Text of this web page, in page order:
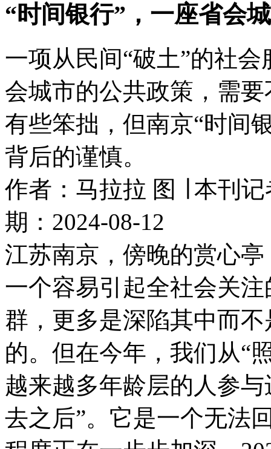
“时间银行”，一座省会
一项从民间“破土”的社
会城市的公共政策，需
有些笨拙，但南京“时间
背后的谨慎。
作者：马拉拉 图 ∣ 本刊
期：2024-08-12
江苏南京，傍晚的赏心亭（图/视觉中国）养老，并不是一个容易引起全社会关注的字眼。真正需要面对它的人群，更多是深陷其中而不是参与讨论—老年人是喑声的。但在今年，我们从“照护难题”讨论到“延迟退休”，越来越多年龄层的人参与进来，纷纷开始思考我们的“老去之后”。它是一个无法回避的问题，因为中国的老龄化程度正在一步步加深。2021年底，我国65岁及以上人口占比首次超过了14%，这个数字是联合国衡量一个国家老龄化程度的重要指标。而根据国家卫健委的数据，2035年左右，我国60岁及以上老年人口将突破4亿，在总人口中的占比将超过30%，进入重度老龄化。依靠子女的传统照护方式日渐崩解，以养老院为代表的机构养老还存在较大的医护缺口，政府作为兜底无法覆盖全社会的老人……庞大的照护缺口应该怎么缓解？我们“老去之后”将由谁来照护？在社会的焦虑情绪之外，我们试图搜寻解决办法。一些更早面对老龄化问题的城市已经进行了很多养老探索，其中就有南京。作为中国较早进入人口老龄化的城市之一，2017年底，南京市65岁及以上老年人口占比就已经超过14%，比全国整体提前了4年。为了应对严峻的老龄化挑战，在家庭、市场和政府力量之外，2019年南京全市开始推行以志愿者为核心的社会互助养老体系—“时间银行”。任何人都可以申请加入“时间银行”，通过公安审核等程序后，即可成为志愿者，给老人提供服务，服务的时间通过政府平台记录存储下来。等自己老去或者家人老去的时候进行使用和兑换，“以时间换时间，以服务换服务”。虽然“时间银行”在国外已经有几十年的发展历史，上海在1990年代也进行过相关的探索，但南京市是将它以政府主导的方式全市推行的第一个城市，而且有效持续地在运转。2024年是“时间银行”在南京全市运行的第六年，总注册人数达到34万，其中志愿者截至今年上半年已经有7万多人注册成功（实际注册人数目前已超9万），为老人提供了110.6万次上门服务。7月，南风窗前往南京采访了相关人员，试图厘清这套社会互助养老模式能否成为我们“老去之后”的一种选择。重要的小事老去是从放弃很多小事开始的。需要弓腰才能扫到的房间的角落，为了不闪到腰，学会放弃。临近夜里感到口渴时饮水的欲望，为了不频繁起夜，学会放弃。越来越听不清楚的对话，为了不惹人生厌，学会放弃……当身体逐渐老去，年轻时觉得容易的小事，都逐渐变得困难。江苏省南京市栖霞区，今年90岁的张胜利和老伴同住。今年有一次，家里做饭的燃气灶打不出火来了，张胜利叫了师傅上门维修，说是燃气灶电池没电了，只需要出门去买一个新的电池换上。这难倒了两位老人，因为他们都不方便。2017年，张胜利被送到医院放置了他的第四个心脏支架。此前他每天早上能来来回回走一个小时，但自他从“鬼门关”逃出来之后，他就不怎么下楼了。“能出去，但是不方便出去，走路害怕跌倒。”他说。除了四个心脏支架，他还有高血压、脑梗和支气管炎，承受不起摔倒的代价。很长一段时间里，买菜这种不得不出门的事情都是老伴负责，哪怕她也听力退化严重，没有助听器几乎无法与人正常交流。“老太婆也跌倒过，而且是一跌倒就没人拉。岁数在那儿谁敢拉呢？有一次（运气）还不错，有认识的人给她抱起来了。”如果没有人，就只能等她自己缓过来，再爬起来回家。在家也并不意味着安全，一点点的意外就会导致严重的后果。7月上旬的一天，87岁的莫瑾容在客厅发现了一只蟑螂，她举着拖鞋想拍死它，结果跌坐在了地板上。当天她就去了附近的社区医院拍了片，开了膏药，但是之后疼得更厉害了，尾椎骨那一块疼得她睡不着觉。没办法正常买菜、做饭，睡觉甚至上厕所也受到了影响，忍了几天，莫瑾容决定去更大的医院拍一个CT。万一是骨折，她要早点治疗，及时住院。可是医院很远，她不知道自己要怎么过去，附近并不容易打到出租车，更时兴的打车软件她不会使用。这都已经算是幸运。有的老人在家突然胃出血、胃穿孔。有的老人在家里猝不及防地晕厥。还有彻底沉默的重度失能的老人，身体里插入了胃管和尿管，一个多月找不到人更换，硅胶制管道会瘪掉，和皮肉开始粘连。被悬置起来的不仅仅只有身体问题，还有老人离开社会身份后突然拥有的大把大把的时间，和与之同时到来的孤独。前些年，70岁出头的赵巧珍和蔡国明夫妇发现，有一位年轻时候当领导退休下来的老爷爷，总是被人看到独自蹲在小区楼下，一蹲就是一两个小时，也不跟人说话。后来有人好奇，过去看他在做什么，结果发现，他在数蚂蚁。赵巧珍和蔡国明能够理解这种状态，退休之后，他们都曾感受到那种断崖式的空虚。当被问到刚退休时候的生活，70岁的蔡国明眼睛发直，出神了几秒钟。“我都不知道我在干吗。”他说。外孙过来家里的时候，他会和赵巧珍一起带外孙，外孙回家之后，他们俩连饭都不怎么能打得起精神做。那时候俩人多是在家枯坐，成天盯着电视看，也不知道到底在看些什么。赵巧珍那会儿得了坐骨神经痛，一痛，痛了半年。这些重要的小事需要被解决，需要有人在场，但因为各种原因，它往往是落空的。“时间银行”会长史秀莲在与老人交流即使过去了8年，“时间银行”的“001”号员工李沪浣还记得一位老爷爷。当时李沪浣在栖霞区的嘉岳居家服务点上班，他接到社区的电话，说隔壁小区有一位老人要外出买药，需要人帮忙。老人背部有残疾，无儿无女，一直没有结过婚，独自住在一室一厅的房子里。桌子上总有超市里发的传单册子和电视购物指南，他通过电话求助来维持自己的日常生活。“我们借了一圈才借到轮椅，然后把他推到了社区医院。”李沪浣不知道在给自己打电话以前，老人是怎么完成药物购买的，因为他连出门的轮椅都没有。老人的药每周都要拿一次，但嘉岳居家服务点只有两个工作人员，要服务两个小区的老人。那时候服务点正开始以“时间银行”的方式招揽志愿者，李沪浣和“时间银行”最早的一批志愿者们一起，才帮助老人解决了这件“小事”。随着“时间银行”在南京全市的铺开，志愿者人数不断增加，越来越多的老人有了得到帮助的可能。张胜利打一个电话，同一个小区的志愿者就可以把电池送上门。莫瑾容也是，刚向“时间银行”求助，十分钟内就有人上门教她打车。赵巧珍和蔡国明夫妻现在是在“时间银行”上有200个小时服务时长的志愿者，他们通过“送餐”“陪伴”这样的小事重新开始和人们产生连接。“我们现在能动，能跑，能帮助到别人，我总有不能动的时候啊。（万一）身体不好需要别人帮助的时候，我现在先帮别人，然后别人以后再帮我。‘银行’就是储蓄嘛，只不过不是储蓄人民币，而是储蓄时间。我们能动我们就帮别人，等到我们不能动的时候，希望别人再帮我们。”赵巧珍说。在南京，“时间银行”正在成为家庭、市场和政府兜底之外，一个人人都可以触及的养老选择。它把更多人打捞起来，放入社会互助养老的网络之中。汇 合对于南京“时间银行”的主理人史秀莲来说，这原本只是一项基于她个人志趣的志愿服务。她并非从一开始就想要将帮助老人这件事情发展成社会事业，而是被越来越迫切的现实需求一步步推到了这里。史秀莲原本只是钟山职业技术学院的一位青年教师，因为当时学校开设养老专业，承接到政府的合作项目，参与对南京市养老现状的评估工作，所以了解到很多老人的具体境况。2013年，她在进行南京市老年人健康状况评估。在上门探访过程里，有一位老人很奇怪，她独居，但是不锁门，只在门后面放了一块砖块抵住。敲门进去之后，史秀莲发现老人腿脚不方便，她用砖头抵门是因为之前她锁上门的时候摔倒过一次，躺在地上动不了，不停地求救但没有人听到。那之后，老人就没有再锁门，以防下次有突发情况。从这个时期开始，史秀莲慢慢组织志愿者在他们周围的小区去做一些服务于老人的好人好事，但是事情没有按她想象那样顺利进行下去。2016年重阳节，一对夫妻志愿者用保温桶装了很多热菜热饭送去给以前帮助过但后来住进养老院的老人。到养老院之后，那位老人不在，志愿者就希望能把饭菜分享给其他老人，大家一起吃。“结果（有）老人（患阿尔茨海默病）拿起保温桶就砸地上，‘你想毒死我？你心怎么这么狠？’骂得可难听了。”史秀莲说。一开始她不知道这件事情，后来她发现，送饭过去的那对志愿者开始变得沉默，不再愿意参与服务，史秀莲跑过去问了情况后才知道。“他们是因为我才参与志愿服务的，可是这件事情让他们爱心受挫，以后不打算再干了。而且让他们对养老这个事情恐惧，对养老院也恐惧。我觉得我做了一件坏事，不是做了好事。”也正因此，她有了这样的念头：如果能有一个平台，帮忙去对接这些供需的志愿服务关系，又能争取到政府信誉背书，那志愿服务的安全性将会更高，志愿者的善意就不会“掉在地上”。这种帮助他人的动力将可以更有效地持续。为了寻找到可以参考的成熟案例或做法，史秀莲在网上搜索以志愿者为依托的互助养老模式，最终选择了“时间银行”这个名字，它恰好符合自己在做的事情，也便于记忆。那时候的史秀莲还没有想过，三年之后，这个名称会以《南京市养老服务时间银行实施方案（试行）》文件的形式，被面向全市公布。今天，任何一个人只需要下载“我的南京”APP，进入“养老互助时间平台”，就能够申请注册成为“时间银行”的志愿者。注册成功后，他们就可以开始接单为老人提供服务，每完成一次服务，相应的服务时长就会被计入他们的“个人账户”的“基本账户”之中。在未来，当他们自己年老体衰，或者是他们家中的老人需要帮助的时候，就可以花费账户中的时间下单，获取来自他人的服务。“个人账户”里的时间也可以捐赠给政府的时间总池或者定向给60周岁以上的有需要的老年人。而在这一切刚开始发端的时候，史秀莲只是目睹了老人的困境，想做点力所能及的事情。她观察到，“不到不得已的情况，我们的老年人不愿意住养老院”。比如一开始那位腿脚不便的老人，入住养老院能帮助他得到更安全的照护，但是当时他宁愿用砖头抵住门也不愿意去，担心自己去住了，别人会骂孩子不孝。作为“时间银行”从2020年就开始存储的志愿者，今年70出头的赵明翠也和记者证实了史秀莲的说法。“有儿女就不要进养老院了。”她说。在她曾经作为一位菜农所能接触到的信息里，她担心自己住进养老院后会被护工欺负，担心儿女送的食物会被别人吃掉。但说到最后可能更害怕的是，养老院这三个字所延展的关于“老去”“死亡”的恐惧。她说：“我家舅母那时候送进去养老院，没多长时间，就半年，就死了。没得什么毛病，就是有一点点老年痴呆，有一点点。”2021年注册为“时间银行”志愿者的朱广俊，今年67岁，和妻子还有丈母娘三人一起在家养老。他有一个女儿，不在身边，而是在广西工作并且成家。被问到年龄更大之后的养老问题，他也说，养老院不在他们考虑的范围里。钱是一个问题，朱广俊的退休工资大概是每个月4000多元，这个价格在南京市区内能做的选择并不多。更高端的医养一体的养老院，有的机构一个床位就动辄上万元。不愿意去养老院，理论上还可以跟着子女养老，避免高龄独居带来的无人照护问题。但“尽量不给孩子